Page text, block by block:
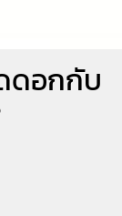
ดอกกับ